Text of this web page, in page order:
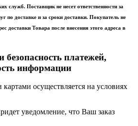
служб. Поставщик не несет ответственности за
по доставке и за сроки доставки. Покупатель не
доставки Товара после внесения этого адреса в
платежей,
информации
осуществляется на условиях
уведомление, что Ваш заказ